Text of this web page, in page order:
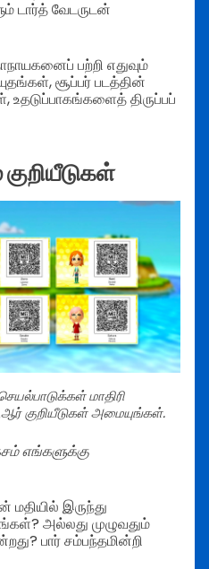
டார்த் வேடருடன்
பற்றி எதுவும்
சூப்பர் படத்தின்
திருப்பப்
குறியீடுகள்
மாதிரி
குறியீடுகள் அமையுங்கள்.
எங்களுக்கு
இருந்து
அல்லது முழுவதும்
பார் சம்பந்தமின்றி